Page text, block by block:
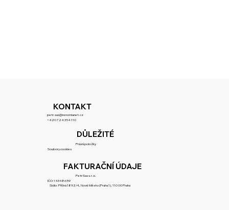
KONTAKT
petr.sas@renomianet.cz
+420 724 354 110
DŮLEŽITÉ
Právní položky
Soubory cookies
FAKTURAČNÍ ÚDAJE
Petr Sas s.r.o.
IČO:14348659
Sídlo: Příčná 1892/4, Nové Město (Praha 1), 110 00 Praha